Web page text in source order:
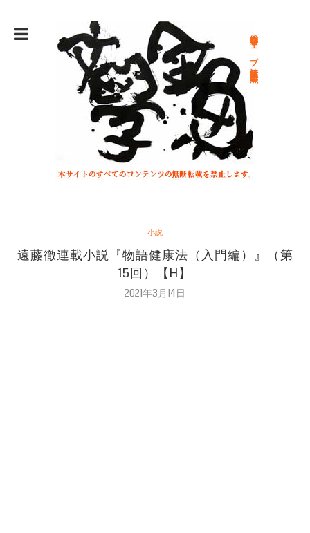
総合文学ウェブ情報誌 文学金魚
小説
遠藤徹連載小説『物語健康法（入門編）』（第
15回）【H】
2021年3月14日